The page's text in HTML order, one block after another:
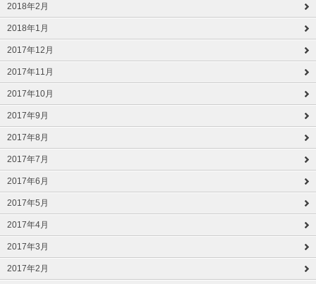
2018年2月
2018年1月
2017年12月
2017年11月
2017年10月
2017年9月
2017年8月
2017年7月
2017年6月
2017年5月
2017年4月
2017年3月
2017年2月